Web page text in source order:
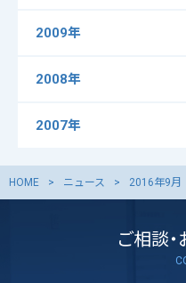
2009年
2008年
2007年
HOME ニュース 2016年9月
ご相談